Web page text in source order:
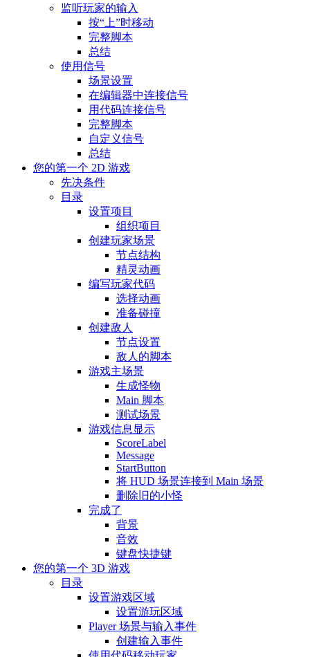
监听玩家的输入
按“上”时移动
完整脚本
总结
使用信号
场景设置
在编辑器中连接信号
用代码连接信号
完整脚本
自定义信号
总结
您的第一个 2D 游戏
先决条件
目录
设置项目
组织项目
创建玩家场景
节点结构
精灵动画
编写玩家代码
选择动画
准备碰撞
创建敌人
节点设置
敌人的脚本
游戏主场景
生成怪物
Main 脚本
测试场景
游戏信息显示
ScoreLabel
Message
StartButton
将 HUD 场景连接到 Main 场景
删除旧的小怪
完成了
背景
音效
键盘快捷键
您的第一个 3D 游戏
目录
设置游戏区域
设置游玩区域
Player 场景与输入事件
创建输入事件